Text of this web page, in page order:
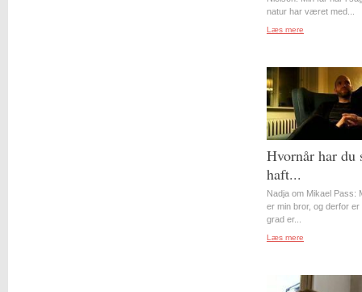
natur har været med...
Læs mere
Hvornår har du
haft...
Nadja om Mikael Pass:
er min bror, og derfor er
grad er...
Læs mere